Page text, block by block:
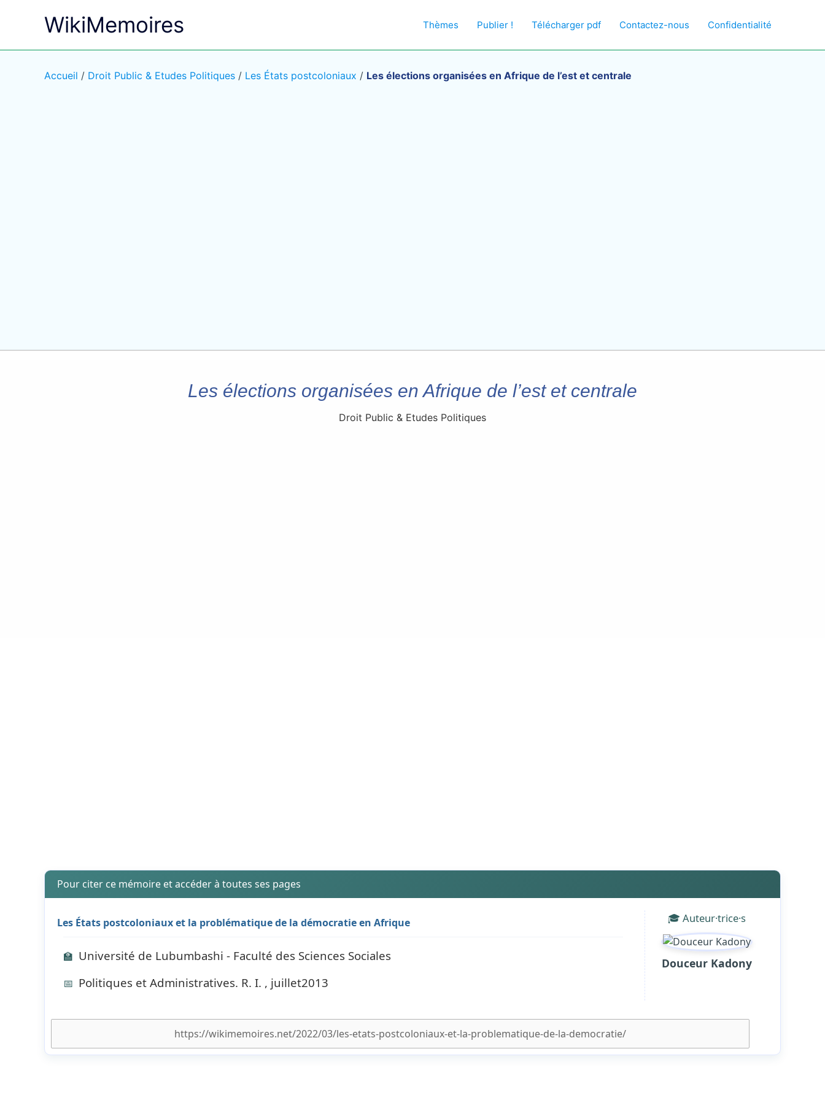
WikiMemoires Thèmes Publier ! Télécharger pdf Contactez-nous Confidentialité
Accueil / Droit Public & Etudes Politiques / Les États postcoloniaux / Les élections organisées en Afrique de l’est et centrale
Les élections organisées en Afrique de l’est et centrale
Droit Public & Etudes Politiques
Pour citer ce mémoire et accéder à toutes ses pages
Les États postcoloniaux et la problématique de la démocratie en Afrique
🏫 Université de Lubumbashi - Faculté des Sciences Sociales
📅 Politiques et Administratives. R. I. , juillet2013
🎓 Auteur·trice·s
Douceur Kadony